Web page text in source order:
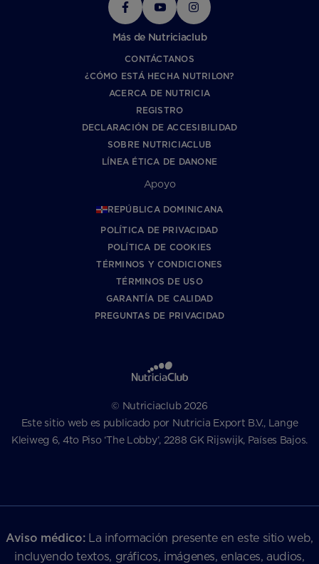
Más de Nutriciaclub
CONTÁCTANOS
¿CÓMO ESTÁ HECHA NUTRILON?
ACERCA DE NUTRICIA
REGISTRO
DECLARACIÓN DE ACCESIBILIDAD
SOBRE NUTRICIACLUB
LÍNEA ÉTICA DE DANONE
Apoyo
REPÚBLICA DOMINICANA
POLÍTICA DE PRIVACIDAD
POLÍTICA DE COOKIES
TÉRMINOS Y CONDICIONES
TÉRMINOS DE USO
GARANTÍA DE CALIDAD
PREGUNTAS DE PRIVACIDAD
© Nutriciaclub 2026
Este sitio web es publicado por Nutricia Export B.V., Lange
Kleiweg 6, 4to Piso ‘The Lobby’, 2288 GK Rijswijk, Países Bajos.
Aviso médico:La información presente en este sitio web,
incluyendo textos, gráficos, imágenes, enlaces, audios,